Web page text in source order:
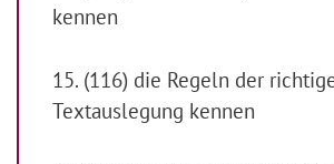
kennen
15. (116) die Regeln der
Textauslegung kennen